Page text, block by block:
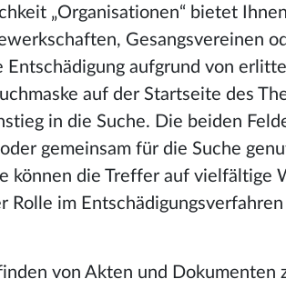
„Organisationen“ bietet
Gesangsvereinen
Entschädigung aufgrund von
auf der Startseite des
in die Suche. Die beiden
gemeinsam für die Suche
können die Treffer auf vielfältige
Rolle im
von Akten und Dokumenten